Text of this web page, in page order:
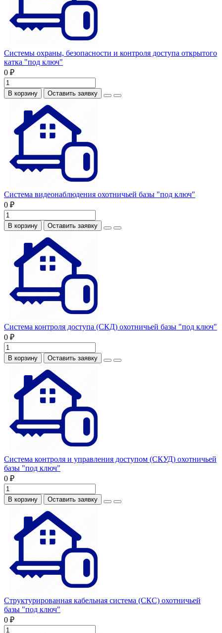
Системы охраны, безопасности и контроля доступа открытого
катка "под ключ"
0 ₽
В корзину Оставить заявку
Система видеонаблюдения охотничьей базы "под ключ"
0 ₽
В корзину Оставить заявку
Система контроля доступа (СКД) охотничьей базы "под ключ"
0 ₽
В корзину Оставить заявку
Система контроля и управления доступом (СКУД) охотничьей
базы "под ключ"
0 ₽
В корзину Оставить заявку
Структурированная кабельная система (СКС) охотничьей
базы "под ключ"
0 ₽